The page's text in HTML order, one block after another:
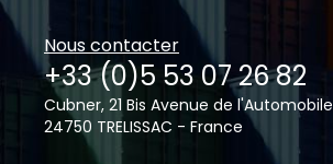
Nous contacter
+33 (0)5 53 07 26 82
Cubner, 21 Bis Avenue de l'Automobile
24750 TRELISSAC - France